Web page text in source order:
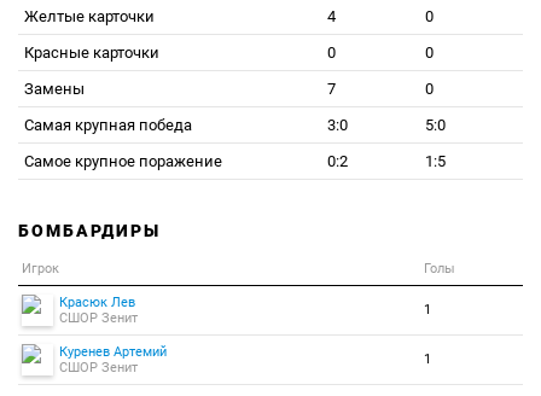
Желтые карточки
4
0
Красные карточки
0
0
Замены
7
0
Самая крупная победа
3:0
5:0
Самое крупное поражение
0:2 1:5
БОМБАРДИРЫ
Игрок Голы
Красюк Лев
СШОР Зенит
1
Куренев Артемий
СШОР Зенит
1